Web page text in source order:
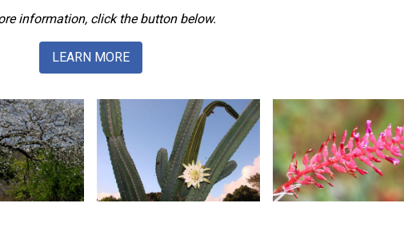
information, click the button below.
LEARN MORE